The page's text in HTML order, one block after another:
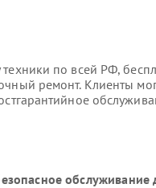
по всей РФ,
ремонт. Клиенты
обслуживание